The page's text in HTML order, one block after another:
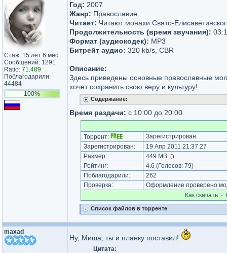
Стаж: 15 лет 6 мес.
Сообщений: 1291
Ratio: 71.489
Поблагодарили:
44484
100%
Год: 2007
Жанр: Православие
Читает: Читают монахи Свято-
Продолжительность (время звучания):
Формат (аудиокодек): MP3
Битрейт аудио: 320 kb/s, CBR
Описание:
Здесь приведены основные православные
хочет сохранить свою веру и культуру!
Содержание:
Время раздачи: с 10:00 до 20:00
Торрент:
Зарегистрирован
Зарегистрирован:
19 Апр 2011 21:37:27
Размер:
449 MB ()
Рейтинг: 4.6 (Голосов: 79)
Поблагодарили:
262
Проверка:
Оформление проверено
Как cкачать·
Список файлов в торренте
maxad
Ну, Миша, ты и планку поставил!
Цитата: